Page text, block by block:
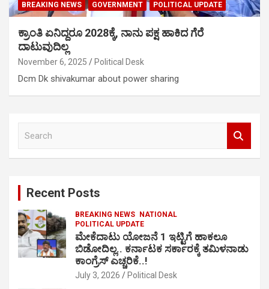
BREAKING NEWS GOVERNMENT POLITICAL UPDATE
ಕ್ರಾಂತಿ ಏನಿದ್ದರೂ 2028ಕ್ಕೆ, ನಾನು ಪಕ್ಷ ಹಾಕಿದ ಗೆರೆ
ದಾಟುವುದಿಲ್ಲ
November 6, 2025 Political Desk
Dcm Dk shivakumar about power sharing
Recent Posts
BREAKING NEWS
NATIONAL
POLITICAL UPDATE
ಮೇಕೆದಾಟು ಯೋಜನೆ 1 ಇಟ್ಟಿಗೆ ಹಾಕಲೂ
ಬಿಡೋದಿಲ್ಲ.. ಕರ್ನಾಟಕ ಸರ್ಕಾರಕ್ಕೆ ತಮಿಳನಾಡು
ಕಾಂಗ್ರೆಸ್ ಎಚ್ಚರಿಕೆ..!
July 3, 2026 Political Desk